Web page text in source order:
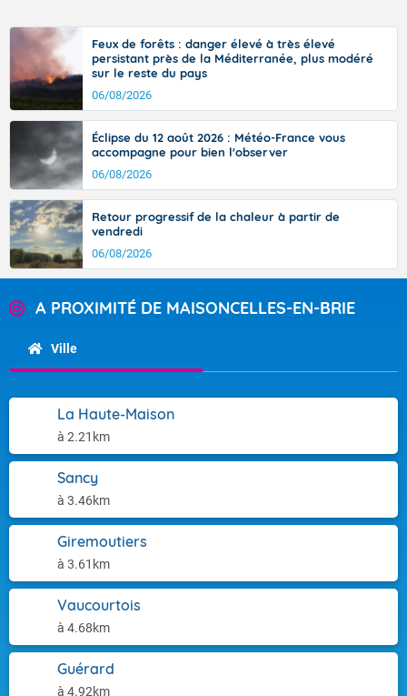
Feux de forêts : danger élevé à très élevé
persistant près de la Méditerranée, plus modéré
sur le reste du pays
06/08/2026
Éclipse du 12 août 2026 : Météo-France vous
accompagne pour bien l'observer
06/08/2026
Retour progressif de la chaleur à partir de
vendredi
06/08/2026
A PROXIMITÉ DE MAISONCELLES-EN-BRIE
Ville
La Haute-Maison
à 2.21km
Sancy
à 3.46km
Giremoutiers
à 3.61km
Vaucourtois
à 4.68km
Guérard
à 4.92km